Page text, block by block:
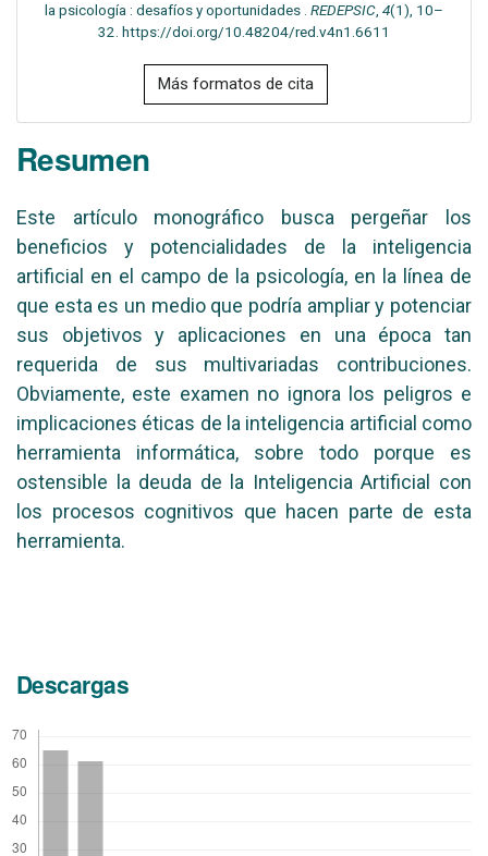
la psicología : desafíos y oportunidades . REDEPSIC, 4(1), 10–
32. https://doi.org/10.48204/red.v4n1.6611
Más formatos de cita
Resumen
Este artículo monográfico busca pergeñar los
beneficios y potencialidades de la inteligencia
artificial en el campo de la psicología, en la línea de
que esta es un medio que podría ampliar y potenciar
sus objetivos y aplicaciones en una época tan
requerida de sus multivariadas contribuciones.
Obviamente, este examen no ignora los peligros e
implicaciones éticas de la inteligencia artificial como
herramienta informática, sobre todo porque es
ostensible la deuda de la Inteligencia Artificial con
los procesos cognitivos que hacen parte de esta
herramienta.
Descargas